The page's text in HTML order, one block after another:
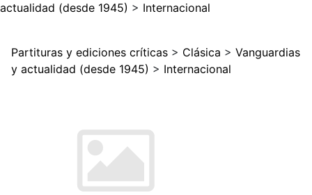
actualidad (desde 1945) > Internacional
Partituras y ediciones críticas > Clásica > Vanguardias
y actualidad (desde 1945) > Internacional